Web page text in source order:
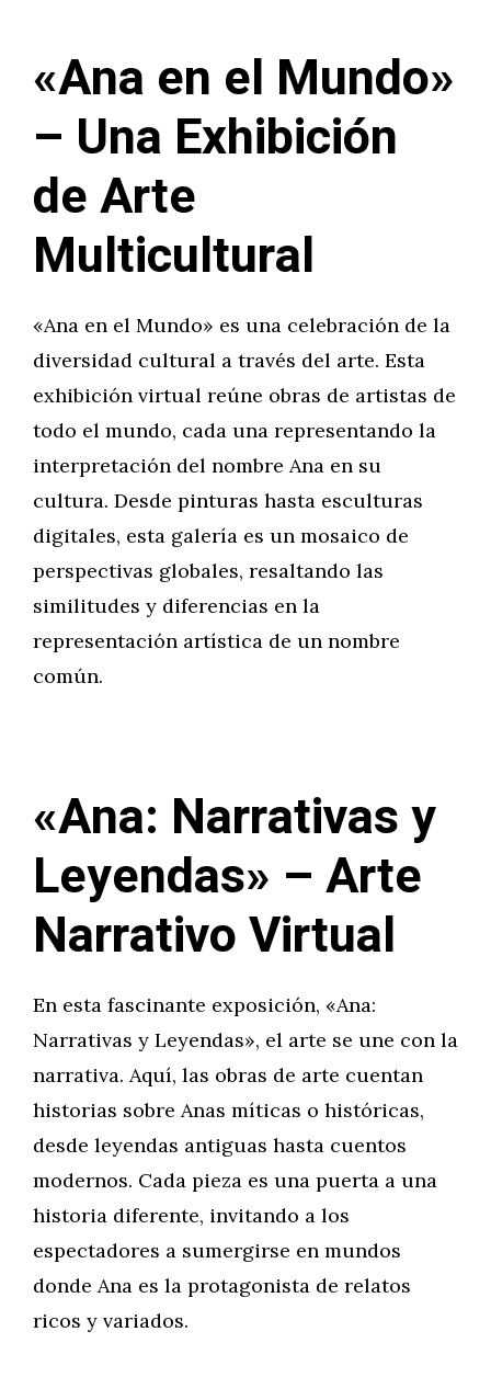
«Ana en el Mundo»
– Una Exhibición
de Arte
Multicultural
«Ana en el Mundo» es una celebración de la
diversidad cultural a través del arte. Esta
exhibición virtual reúne obras de artistas de
todo el mundo, cada una representando la
interpretación del nombre Ana en su
cultura. Desde pinturas hasta esculturas
digitales, esta galería es un mosaico de
perspectivas globales, resaltando las
similitudes y diferencias en la
representación artística de un nombre
común.
«Ana: Narrativas y
Leyendas» – Arte
Narrativo Virtual
En esta fascinante exposición, «Ana:
Narrativas y Leyendas», el arte se une con la
narrativa. Aquí, las obras de arte cuentan
historias sobre Anas míticas o históricas,
desde leyendas antiguas hasta cuentos
modernos. Cada pieza es una puerta a una
historia diferente, invitando a los
espectadores a sumergirse en mundos
donde Ana es la protagonista de relatos
ricos y variados.